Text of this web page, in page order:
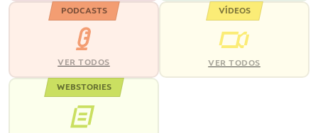
PODCASTS
VER TODOS
VÍDEOS
VER TODOS
WEBSTORIES